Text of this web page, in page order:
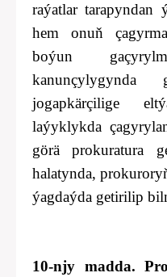
raýatlar tarapyndan
hem onuň
boýun
jogapkärçilige
laýyklykda
görä prokuratura
halatynda,
ýagdaýda getirilip
10-njy madda.